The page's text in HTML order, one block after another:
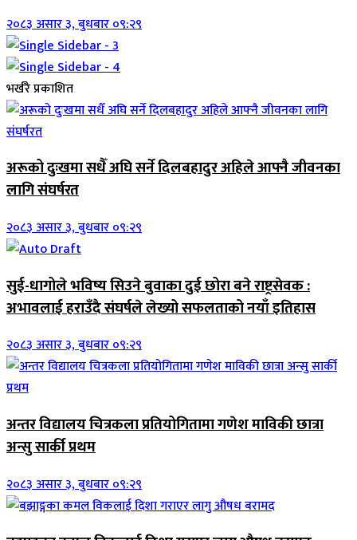
२०८३ असार ३, बुधबार ०९:२९
भर्खरै प्रकाशित
अरूको दुःखमा सधैँ अघि सर्ने दिलबहादुर अहिले आफ्नै जीवनका
लागि संघर्षरत
२०८३ असार ३, बुधबार ०९:२९
सुई-धागोले भविष्य सिउने बुवाका दुई छोरा बने राष्ट्रसेवक :
अभावलाई हराउँदै संघर्षले लेख्यो सफलताको नयाँ इतिहास
२०८३ असार ३, बुधबार ०९:२९
अन्तर विद्यालय चित्रकला प्रतियोगितामा गणेश माविकी छात्रा
अन्सु सार्की प्रथम
२०८३ असार ३, बुधबार ०९:२९